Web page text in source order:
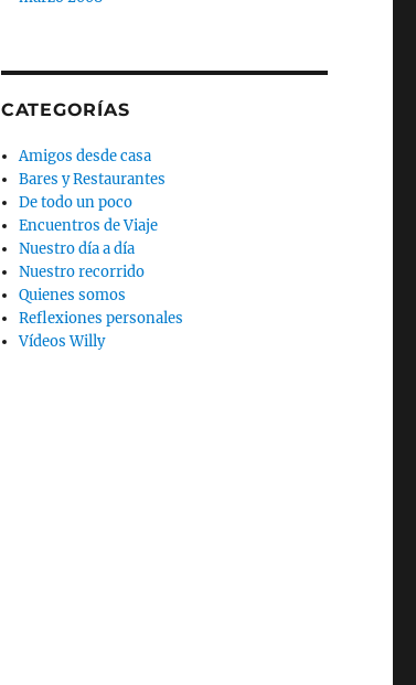
CATEGORÍAS
Amigos desde casa
Bares y Restaurantes
De todo un poco
Encuentros de Viaje
Nuestro día a día
Nuestro recorrido
Quienes somos
Reflexiones personales
Vídeos Willy